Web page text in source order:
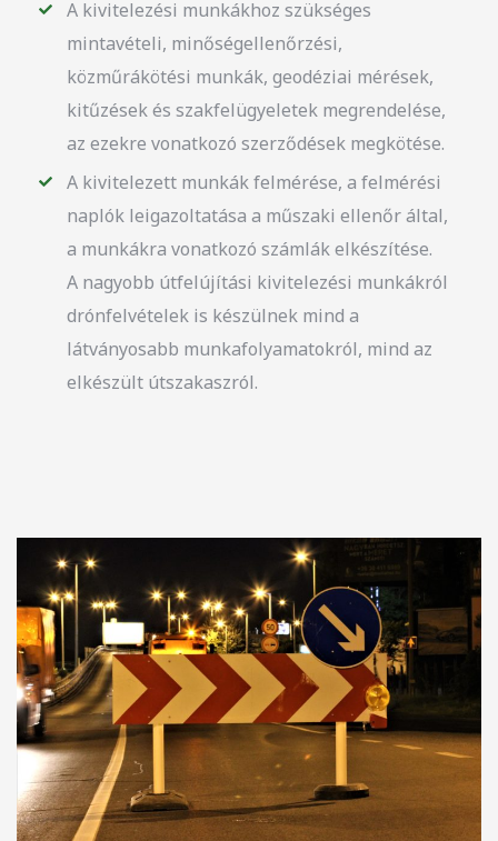
A kivitelezési munkákhoz szükséges
mintavételi, minőségellenőrzési,
közműrákötési munkák, geodéziai mérések,
kitűzések és szakfelügyeletek megrendelése,
az ezekre vonatkozó szerződések megkötése.
A kivitelezett munkák felmérése, a felmérési
naplók leigazoltatása a műszaki ellenőr által,
a munkákra vonatkozó számlák elkészítése.
A nagyobb útfelújítási kivitelezési munkákról
drónfelvételek is készülnek mind a
látványosabb munkafolyamatokról, mind az
elkészült útszakaszról.